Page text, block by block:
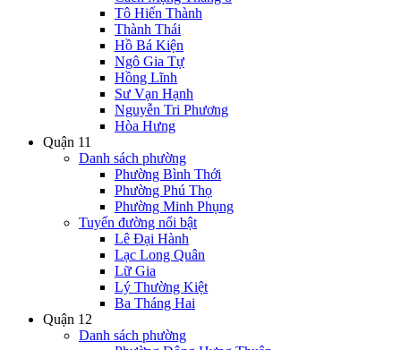
Tô Hiến Thành
Thành Thái
Hồ Bá Kiện
Ngô Gia Tự
Hồng Lĩnh
Sư Vạn Hạnh
Nguyễn Tri Phương
Hòa Hưng
Quận 11
Danh sách phường
Phường Bình Thới
Phường Phú Thọ
Phường Minh Phụng
Tuyến đường nổi bật
Lê Đại Hành
Lạc Long Quân
Lữ Gia
Lý Thường Kiệt
Ba Tháng Hai
Quận 12
Danh sách phường